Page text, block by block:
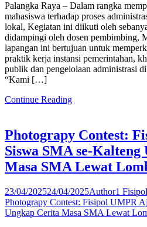
Palangka Raya – Dalam rangka
mahasiswa terhadap proses
lokal, Kegiatan ini diikuti oleh
didampingi oleh dosen pembimbing,
lapangan ini bertujuan untuk
praktik kerja instansi pemerintahan,
publik dan pengelolaan administrasi
“Kami […]
Continue Reading
Photograpy Contest:
Siswa SMA se-
Masa SMA Lewat
23/04/202524/04/2025Author1
Photograpy Contest: Fisipol UMPR
Ungkap Cerita Masa SMA Lewat